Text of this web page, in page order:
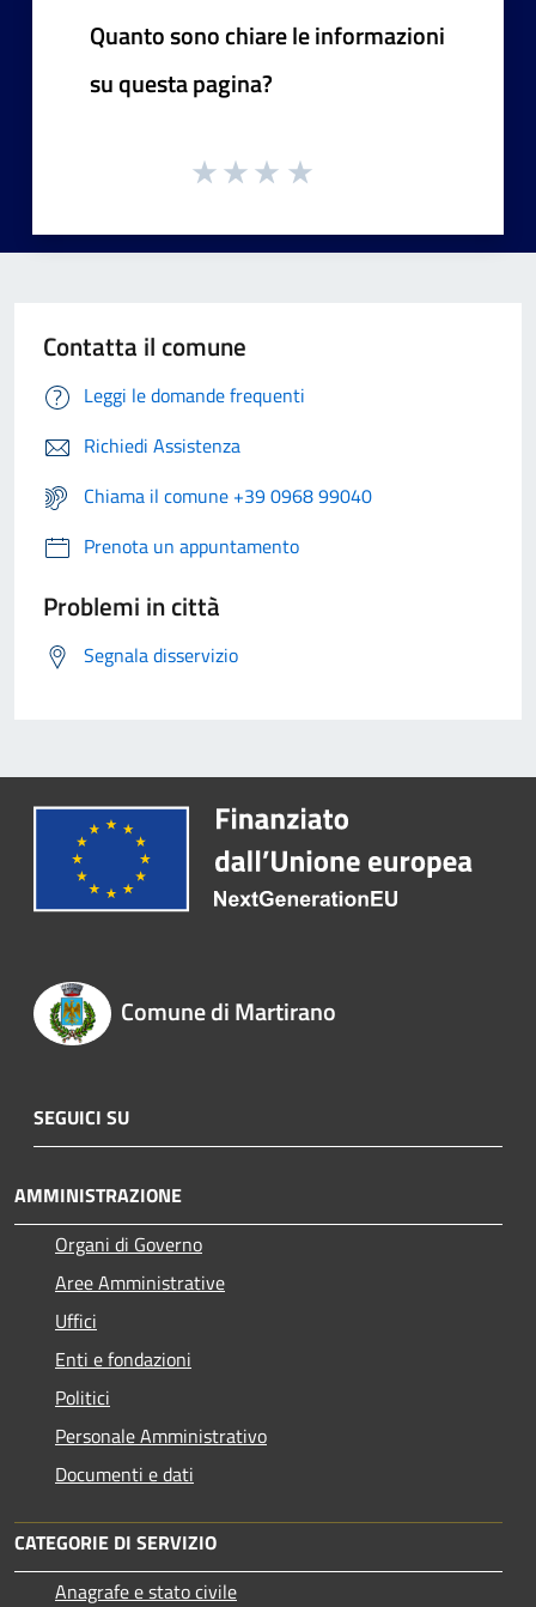
Quanto sono chiare le informazioni
su questa pagina?
Contatta il comune
Leggi le domande frequenti
Richiedi Assistenza
Chiama il comune +39 0968 99040
Prenota un appuntamento
Problemi in città
Segnala disservizio
Comune di Martirano
SEGUICI SU
AMMINISTRAZIONE
Organi di Governo
Aree Amministrative
Uffici
Enti e fondazioni
Politici
Personale Amministrativo
Documenti e dati
CATEGORIE DI SERVIZIO
Anagrafe e stato civile